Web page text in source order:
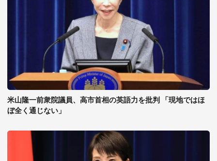
米山隆一前衆院議員、高市首相の英語力を批判 「現地ではほ
ぼ全く通じない」